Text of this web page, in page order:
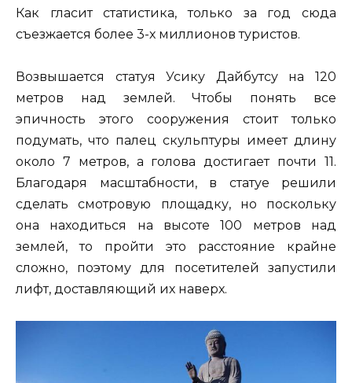
Как гласит статистика, только за год сюда
съезжается более 3-х миллионов туристов.
Возвышается статуя Усику Дайбутсу на 120
метров над землей. Чтобы понять все
эпичность этого сооружения стоит только
подумать, что палец скульптуры имеет длину
около 7 метров, а голова достигает почти 11.
Благодаря масштабности, в статуе решили
сделать смотровую площадку, но поскольку
она находиться на высоте 100 метров над
землей, то пройти это расстояние крайне
сложно, поэтому для посетителей запустили
лифт, доставляющий их наверх.